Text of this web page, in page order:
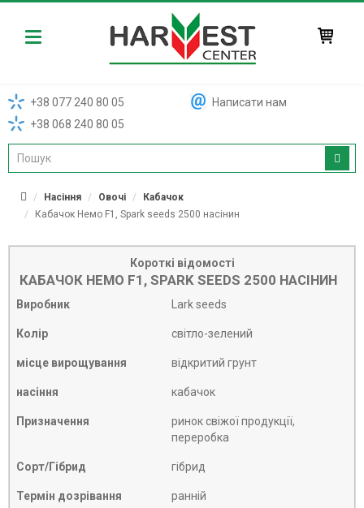
Harvest
+38 077 240 80 05
+38 068 240 80 05
Написати нам
Насіння Овочі
Кабачок
Кабачок Немо F1, Spark seeds 2500 насінин
Короткі відомості
КАБАЧОК НЕМО F1, SPARK SEEDS 2500 НАСІНИН
Виробник Lark seeds
Колір світло-зелений
місце вирощування відкритий грунт
насіння кабачок
Призначення
ринок свіжої продукції,
переробка
Сорт/Гібрид гібрид
Термін дозрівання ранній